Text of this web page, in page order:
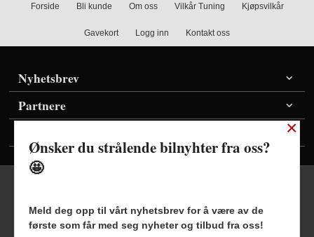
Forside Bli kunde Om oss Vilkår Tuning Kjøpsvilkår
Gavekort Logg inn Kontakt oss
Nyhetsbrev
Partnere
Frakt Kjøpsbetingelser Sikkerhet og personvern
×
Ønsker du strålende bilnyhter fra oss?
🤩
Meld deg opp til vårt nyhetsbrev for å være av de
første som får med seg nyheter og tilbud fra oss!